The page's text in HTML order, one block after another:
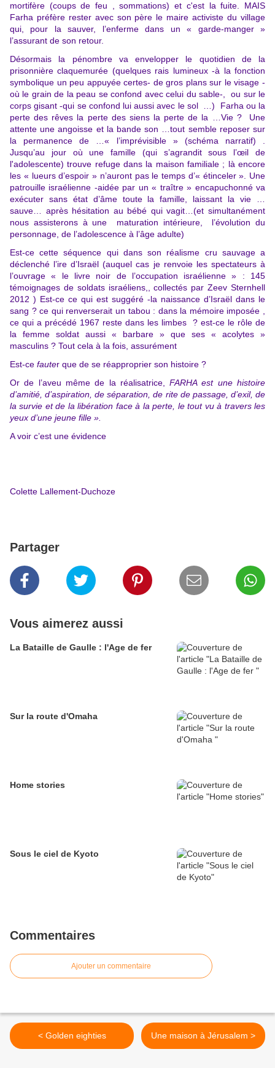
mortifère (coups de feu , sommations) et c'est la fuite. MAIS
Farha préfère rester avec son père le maire activiste du village
qui, pour la sauver, l’enferme dans un « garde-manger »
l’assurant de son retour.
Désormais la pénombre va envelopper le quotidien de la
prisonnière claquemurée (quelques rais lumineux -à la fonction
symbolique un peu appuyée certes- de gros plans sur le visage -
où le grain de la peau se confond avec celui du sable-, ou sur le
corps gisant -qui se confond lui aussi avec le sol …) Farha ou la
perte des rêves la perte des siens la perte de la …Vie ? Une
attente une angoisse et la bande son …tout semble reposer sur
la permanence de …« l’imprévisible » (schéma narratif) .
Jusqu’au jour où une famille (qui s’agrandit sous l’œil de
l'adolescente) trouve refuge dans la maison familiale ; là encore
les « lueurs d’espoir » n’auront pas le temps d’« étinceler ». Une
patrouille israélienne -aidée par un « traître » encapuchonné va
exécuter sans état d’âme toute la famille, laissant la vie …
sauve… après hésitation au bébé qui vagit…(et simultanément
nous assisterons à une maturation intérieure, l’évolution du
personnage, de l’adolescence à l’âge adulte)
Est-ce cette séquence qui dans son réalisme cru sauvage a
déclenché l’ire d’Israël (auquel cas je renvoie les spectateurs à
l’ouvrage « le livre noir de l’occupation israélienne » : 145
témoignages de soldats israéliens,, collectés par Zeev Sternhell
2012 ) Est-ce ce qui est suggéré -la naissance d’Israël dans le
sang ? ce qui renverserait un tabou : dans la mémoire imposée ,
ce qui a précédé 1967 reste dans les limbes ? est-ce le rôle de
la femme soldat aussi « barbare » que ses « acolytes »
masculins ? Tout cela à la fois, assurément
Est-ce fauter que de se réapproprier son histoire ?
Or de l’aveu même de la réalisatrice,FARHA est une histoire
d’amitié, d’aspiration, de séparation, de rite de passage, d’exil, de
la survie et de la libération face à la perte, le tout vu à travers les
yeux d’une jeune fille ».
A voir c’est une évidence
Colette Lallement-Duchoze
Partager
Vous aimerez aussi
La Bataille de Gaulle : l'Age de fer
Sur la route d'Omaha
Home stories
Sous le ciel de Kyoto
Commentaires
Ajouter un commentaire
< Golden eighties Une maison à Jérusalem >